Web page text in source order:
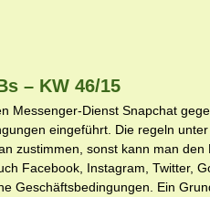
– KW 46/15
Messenger-Dienst Snapchat
eingeführt. Die regeln
zustimmen, sonst kann man den
Facebook, Instagram, Twitter,
Geschäftsbedingungen. Ein